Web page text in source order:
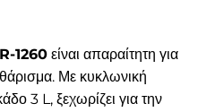
1260 είναι απαραίτητη για
Με κυκλωνική
3 L, ξεχωρίζει για την